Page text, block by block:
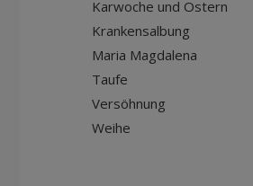
Karwoche und Ostern
Krankensalbung
Maria Magdalena
Taufe
Versöhnung
Weihe